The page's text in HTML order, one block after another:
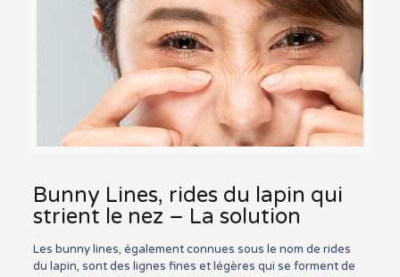
Bunny Lines, rides du lapin qui
strient le nez – La solution
Les bunny lines, également connues sous le nom de rides
du lapin, sont des lignes fines et légères qui se forment de